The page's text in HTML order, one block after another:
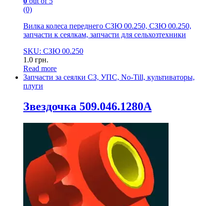
(0)
Вилка колеса переднего СЗЮ 00.250, СЗЮ 00.250,
запчасти к сеялкам, запчасти для сельхозтехники
SKU: СЗЮ 00.250
1.0 грн.
Read more
Запчасти за сеялки СЗ, УПС, No-Till, культиваторы,
плуги
Звездочка 509.046.1280А